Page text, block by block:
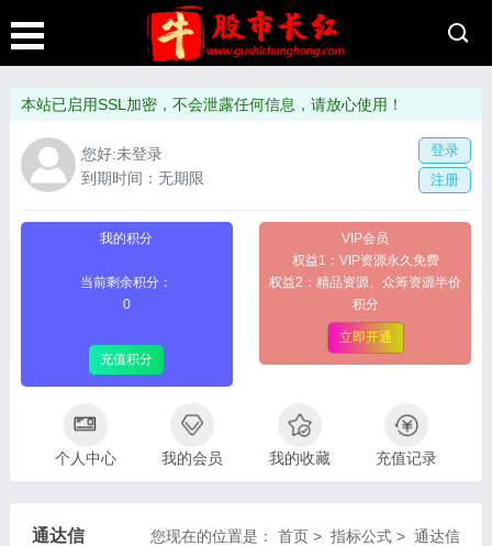
本站已启用SSL加密，不会泄露任何信息，请放心使用！
您好:未登录
到期时间：无期限
登录
注册
我的积分
当前剩余积分：
0
充值积分
VIP会员
权益1：VIP资源永久免费
权益2：精品资源、众筹资源半价
积分
立即开通
个人中心 我的会员 我的收藏 充值记录
您现在的位置是：首页 >指标公式 >通达信
通达信